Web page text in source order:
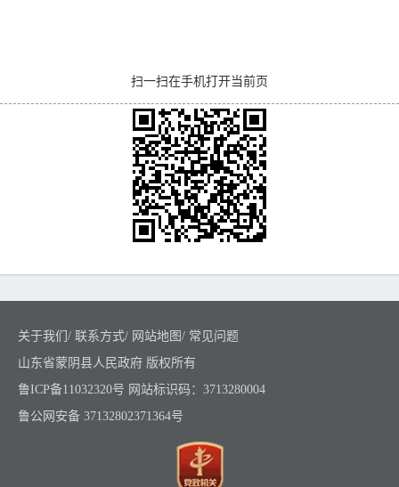
扫一扫在手机打开当前页
关于我们 / 联系方式/ 网站地图/ 常见问题
山东省蒙阴县人民政府 版权所有
鲁ICP备11032320号 网站标识码：3713280004
鲁公网安备 37132802371364号